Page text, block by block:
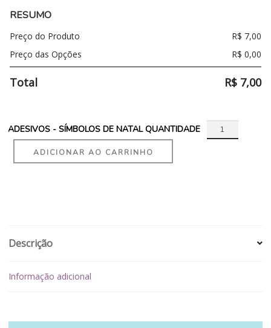
RESUMO
Preço do Produto R$ 7,00
Preço das Opções
R$ 0,00
Total R$ 7,00
ADESIVOS - SÍMBOLOS DE NATAL QUANTIDADE
ADICIONAR AO CARRINHO
Descrição
Informação adicional